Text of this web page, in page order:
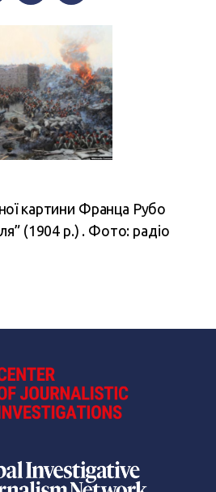
картини Франца Рубо
(1904 р.) . Фото: радіо